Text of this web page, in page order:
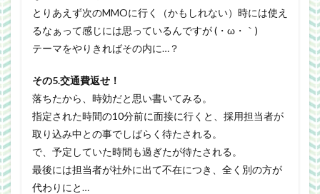
とりあえず次のMMOに行く（かもしれない）時には使え
るなぁって感じには思っているんですが (・ω・｀)
テーマをやりきればその内に…？
その5.交通費返せ！
落ちたから、時効だと思い書いてみる。
指定された時間の10分前に面接に行くと、採用担当者が
取り込み中との事でしばらく待たされる。
で、予定していた時間も過ぎたが待たされる。
最後には担当者が社外に出て不在につき、全く別の方が
代わりにと…